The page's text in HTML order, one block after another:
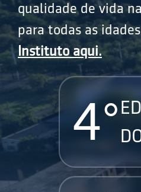
qualidade de vida
para todas as
Instituto aqui.
4°